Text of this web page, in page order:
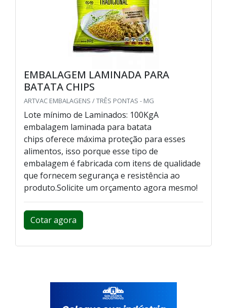
EMBALAGEM LAMINADA PARA
BATATA CHIPS
ARTVAC EMBALAGENS / TRÊS PONTAS - MG
Lote mínimo de Laminados: 100KgA
embalagem laminada para batata
chips oferece máxima proteção para esses
alimentos, isso porque esse tipo de
embalagem é fabricada com itens de qualidade
que fornecem segurança e resistência ao
produto.Solicite um orçamento agora mesmo!
Cotar agora